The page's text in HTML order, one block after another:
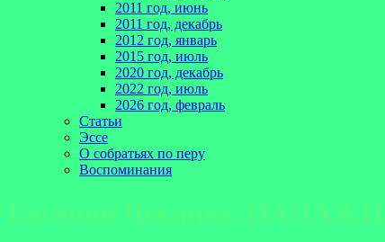
2011 год, июнь
2011 год, декабрь
2012 год, январь
2015 год, июль
2020 год, декабрь
2022 год, июль
2026 год, февраль
Статьи
Эссе
О собратьях по перу
Воспоминания